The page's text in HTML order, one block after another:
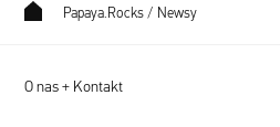
Papaya.Rocks / Newsy
O nas + Kontakt